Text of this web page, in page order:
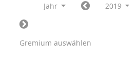
Jahr 2019
Gremium auswählen